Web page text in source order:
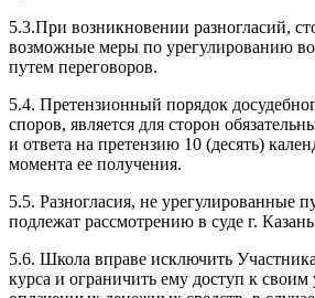
5.3.При возникновении разногласий,
возможные меры по урегулированию
путем переговоров.
5.4. Претензионный порядок
споров, является для сторон
и ответа на претензию 10 (десять)
момента ее получения.
5.5. Разногласия, не урегулированные
подлежат рассмотрению в суде г.
5.6. Школа вправе исключить
курса и ограничить ему доступ к своим